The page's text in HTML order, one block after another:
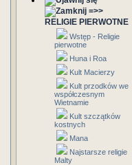
=>>
RELIGIE PIERWOTNE
Wstęp - Religie
pierwotne
Huna i Roa
Kult Macierzy
Kult przodków we
współczesnym
Wietnamie
Kult szczątków
kostnych
Mana
Najstarsze religie
Malty